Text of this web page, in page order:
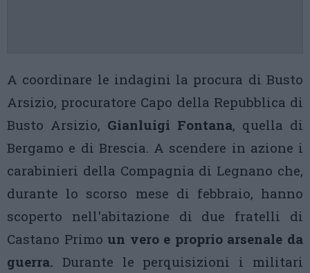
A coordinare le indagini la procura di Busto
Arsizio, procuratore Capo della Repubblica di
Busto Arsizio, Gianluigi Fontana, quella di
Bergamo e di Brescia. A scendere in azione i
carabinieri della Compagnia di Legnano che,
durante lo scorso mese di febbraio, hanno
scoperto nell'abitazione di due fratelli di
Castano Primo un vero e proprio arsenale da
guerra. Durante le perquisizioni i militari